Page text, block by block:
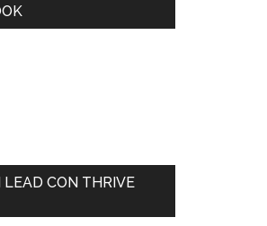
LEAD CON THRIVE